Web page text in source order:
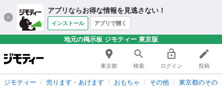
アプリならお得な情報を見逃さない！
インストール アプリで開く
地元の掲示板 ジモティー 東京版
東京都 検索 ログイン 投稿
ジモティー 売ります・あげます おもちゃ その他 東京都のその